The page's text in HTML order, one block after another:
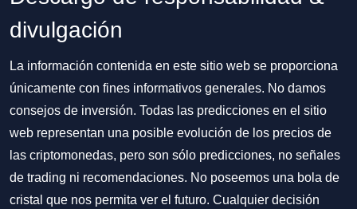
divulgación
La información contenida en este sitio web se proporciona
únicamente con fines informativos generales. No damos
consejos de inversión. Todas las predicciones en el sitio
web representan una posible evolución de los precios de
las criptomonedas, pero son sólo predicciones, no señales
de trading ni recomendaciones. No poseemos una bola de
cristal que nos permita ver el futuro. Cualquier decisión